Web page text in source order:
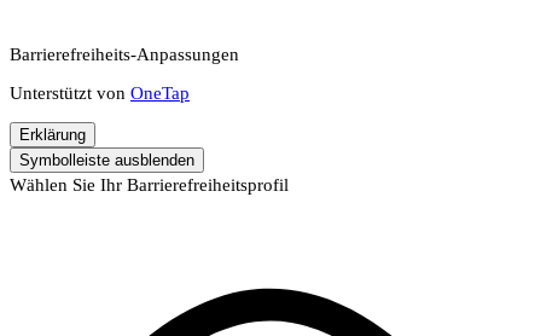
Barrierefreiheits-Anpassungen
Unterstützt von OneTap
Erklärung
Symbolleiste ausblenden
Wählen Sie Ihr Barrierefreiheitsprofil